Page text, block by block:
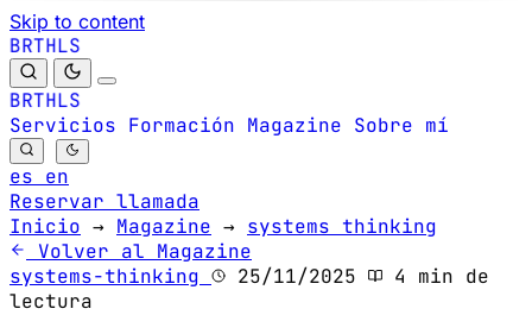
Skip to content
BRTHLS
BRTHLS
Servicios Formación Magazine Sobre mí
es en
Reservar llamada
Inicio → Magazine → systems thinking
Volver al Magazine
systems-thinking
25/11/2025
4 min de
lectura